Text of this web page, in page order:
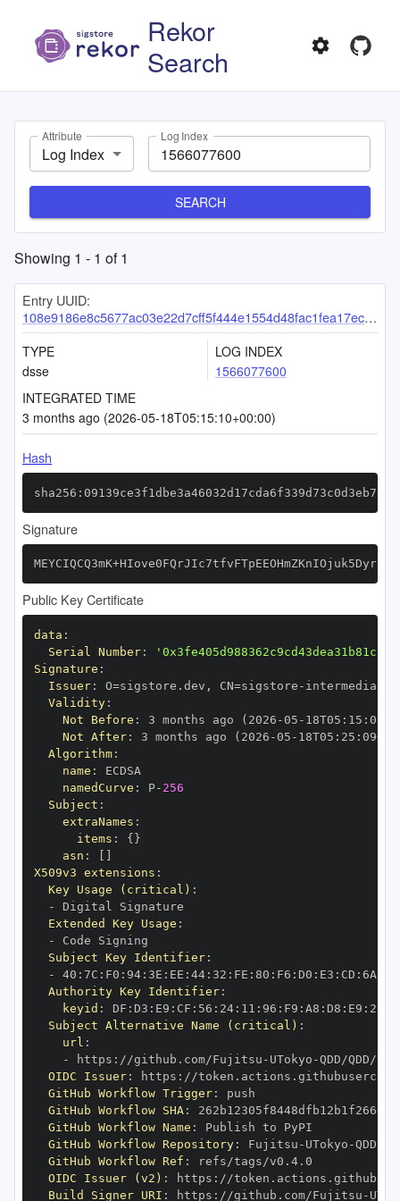
Rekor
Search
Attribute
Log Index
Log Index
SEARCH
Showing 1 - 1 of1
Entry UUID:
108e9186e8c5677ac03e22d7cff5f444e1554d48fac1fea17eca5ceef35b8fa15fb528ec9e6d2ff1
TYPE
dsse
LOG INDEX
1566077600
INTEGRATED TIME
3 months ago (2026-05-18T05:15:10+00:00)
Hash
Signature
Public Key Certificate
data :
Serial Number:
Signature :
Issuer: O=sigstore.dev , CN=sigstore -
Validity:
Not Before : 3 months ago (2026 -05 - 18T05 : 15 :
Not After: 3 months ago (2026 -05 - 18T05 : 25 : 09+00
Algorithm:
name :
namedCurve : P- 256
Subject :
extraNames :
items : { }
asn :
X509v3 extensions :
Key Usage (critical) :
-
Extended Key Usage :
-
Subject Key Identifier:
-
40 : 7C : F0 : 94: 3E : EE : 44: 32 : FE : 80 : F6 : D0 : E3 : CD : 6A
Authority Key Identifier:
keyid : DF : D3 : E9 : CF : 56 : 24: 11 : 96 : F9 : A8 : D8 : E9 : 28
Subject Alternative Name (critical) :
url :
-
https : //github.com/Fujitsu - UTokyo -
OIDC Issuer: https :
GitHub Workflow Trigger:
GitHub Workflow SHA:
GitHub Workflow Name :
GitHub Workflow Repository: Fujitsu - UTokyo -
GitHub Workflow Ref :
OIDC Issuer (v2) : https :
Build Signer URI : https : //github.com/Fujitsu -